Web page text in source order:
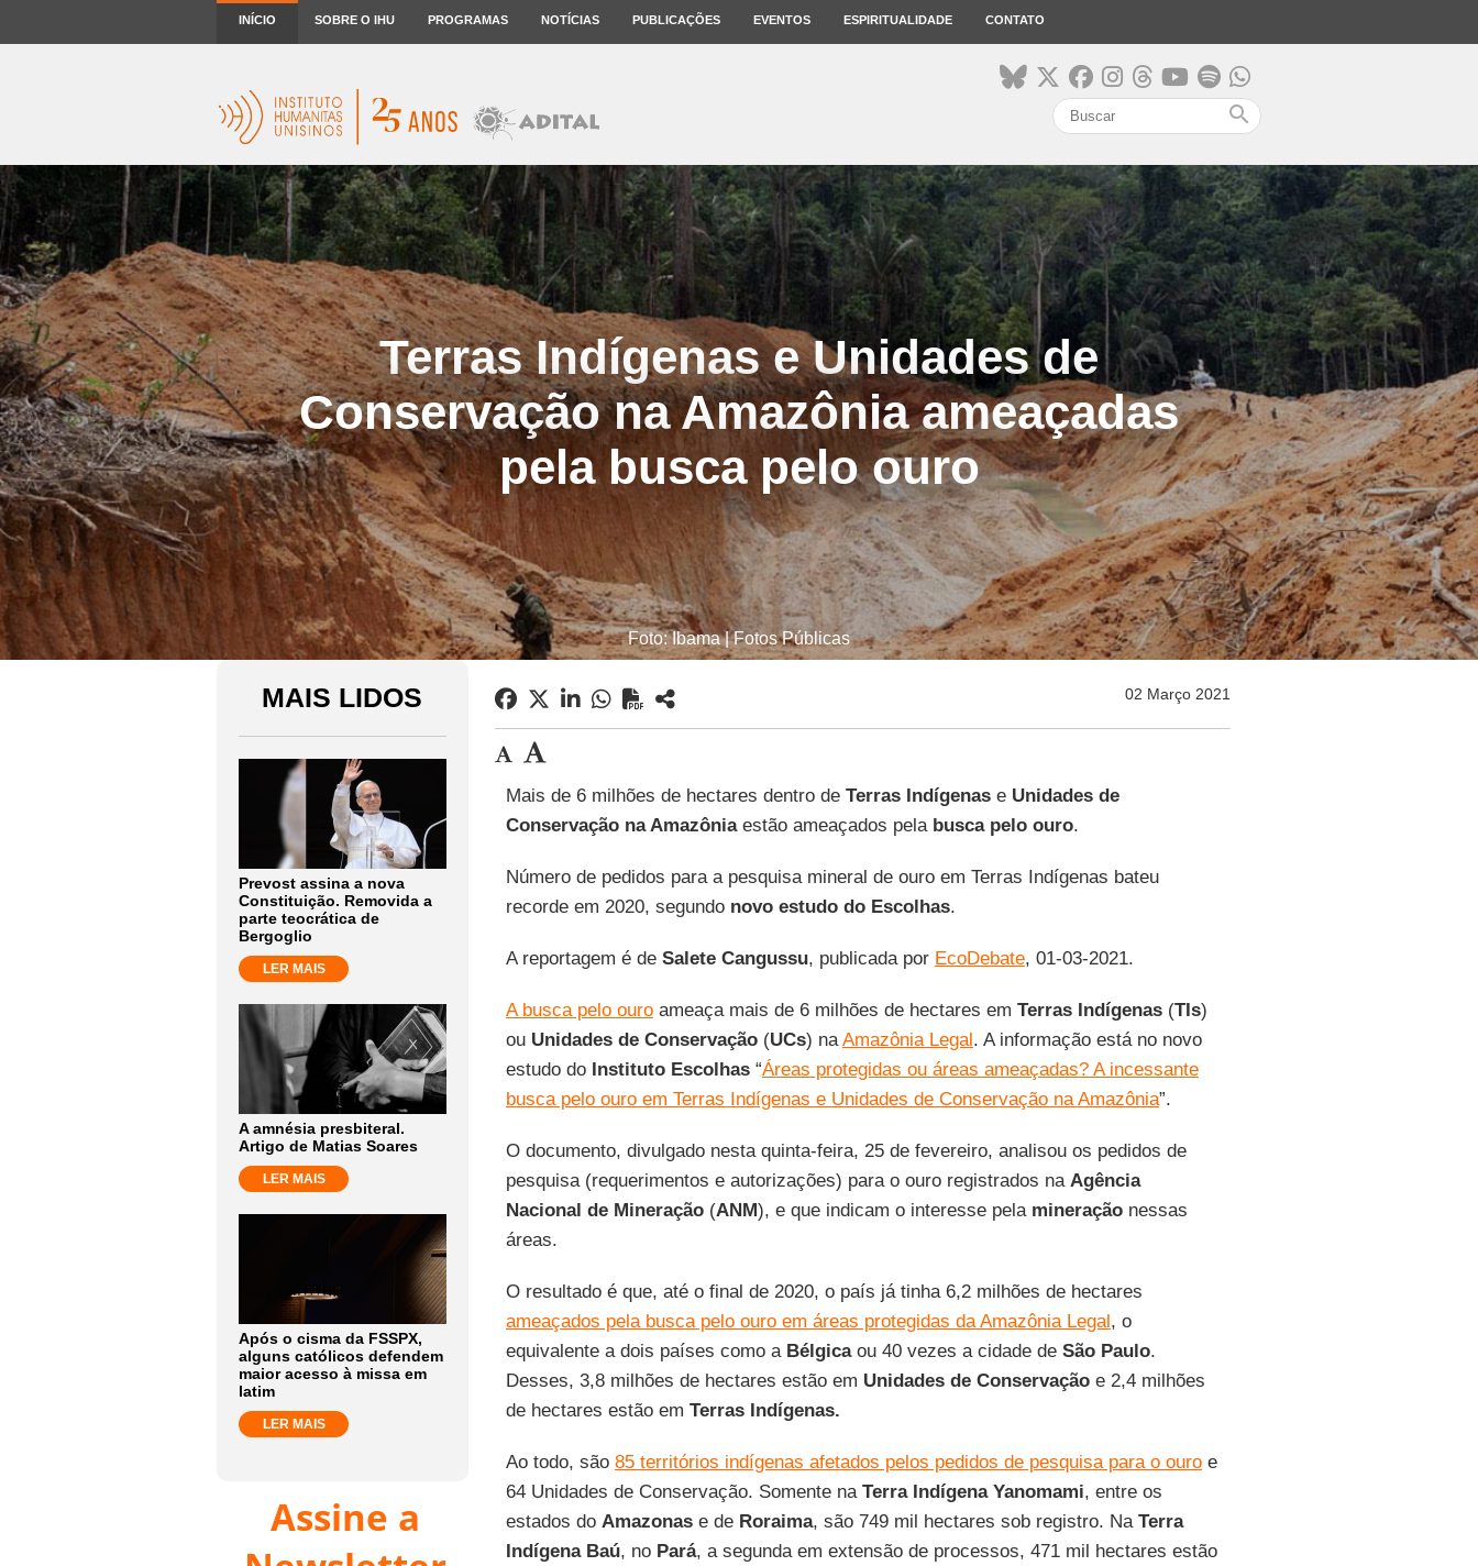
INÍCIO SOBRE O IHU PROGRAMAS NOTÍCIAS PUBLICAÇÕES EVENTOS ESPIRITUALIDADE CONTATO
search
Terras Indígenas e Unidades de
Conservação na Amazônia ameaçadas
pela busca pelo ouro
Foto: Ibama | Fotos Públicas
MAIS LIDOS
Prevost assina a nova
Constituição. Removida a
parte teocrática de
Bergoglio
LER MAIS
A amnésia presbiteral.
Artigo de Matias Soares
LER MAIS
Após o cisma da FSSPX,
alguns católicos defendem
maior acesso à missa em
latim
LER MAIS
Assine a
02 Março 2021
Mais de 6 milhões de hectares dentro de Terras Indígenase Unidades de
Conservação na Amazôniaestão ameaçados pela busca pelo ouro.
Número de pedidos para a pesquisa mineral de ouro em Terras Indígenas bateu
recorde em 2020, segundonovo estudo do Escolhas.
A reportagem é de Salete Cangussu, publicada por EcoDebate, 01-03-2021.
A busca pelo ouroameaça mais de 6 milhões de hectares em Terras Indígenas(TIs)
ou Unidades de Conservação(UCs) naAmazônia Legal. A informação está no novo
estudo do Instituto Escolhas“Áreas protegidas ou áreas ameaçadas? A incessante
busca pelo ouro em Terras Indígenas e Unidades de Conservação na Amazônia”.
O documento, divulgado nesta quinta-feira, 25 de fevereiro, analisou os pedidos de
pesquisa (requerimentos e autorizações) para o ouro registrados na Agência
Nacional de Mineração(ANM), e que indicam o interesse pela mineraçãonessas
áreas.
O resultado é que, até o final de 2020, o país já tinha 6,2 milhões de hectares
ameaçados pela busca pelo ouro em áreas protegidas da Amazônia Legal, o
equivalente a dois países como a Bélgicaou 40 vezes a cidade de São Paulo.
Desses, 3,8 milhões de hectares estão em Unidades de Conservaçãoe 2,4 milhões
de hectares estão em Terras Indígenas.
Ao todo, são 85 territórios indígenas afetados pelos pedidos de pesquisa para o ouroe
64 Unidades de Conservação. Somente na Terra Indígena Yanomami, entre os
estados do Amazonase de Roraima, são 749 mil hectares sob registro. Na Terra
Indígena Baú, no Pará, a segunda em extensão de processos, 471 mil hectares estão